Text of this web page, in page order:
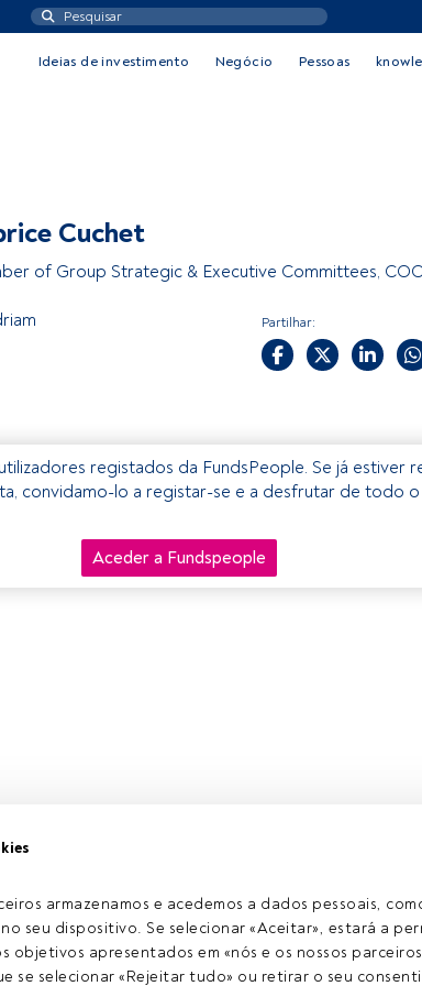
armazenamos e acedemos a dados pessoais,
seu dispositivo. Se selecionar «Aceitar», estará a
objetivos apresentados em «nós e os nossos
se selecionar «Rejeitar tudo» ou retirar o seu
Ideias de investimento Negócio Pessoas
Cuchet
of Group Strategic & Executive Committees,
Partilhar:
registados da FundsPeople. Se já estiver
convidamo-lo a registar-se e a desfrutar de todo o
Aceder a Fundspeople